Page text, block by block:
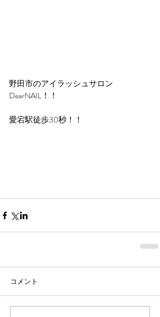
野田市のアイラッシュサロン
DearNAIL！！
愛宕駅徒歩30秒！！
コメント